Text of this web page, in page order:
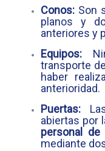
Conos: Son
planos y
anteriores y
Equipos:
transporte
haber
anterioridad.
Puertas:
abiertas por
personal de
mediante